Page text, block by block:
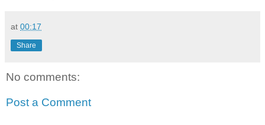
at 00:17
Share
No comments:
Post a Comment